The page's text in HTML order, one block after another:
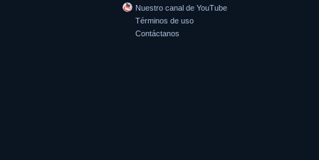
Nuestro canal de YouTube
Términos de uso
Contáctanos